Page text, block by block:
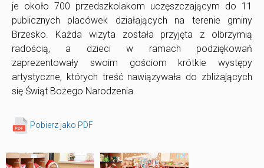
je około 700 przedszkolakom uczęszczającym do 11
publicznych placówek działających na terenie gminy
Brzesko. Każda wizyta została przyjęta z olbrzymią
radością, a dzieci w ramach podziękowań
zaprezentowały swoim gościom krótkie występy
artystyczne, których treść nawiązywała do zbliżających
się Świąt Bożego Narodzenia.
Pobierz jako PDF